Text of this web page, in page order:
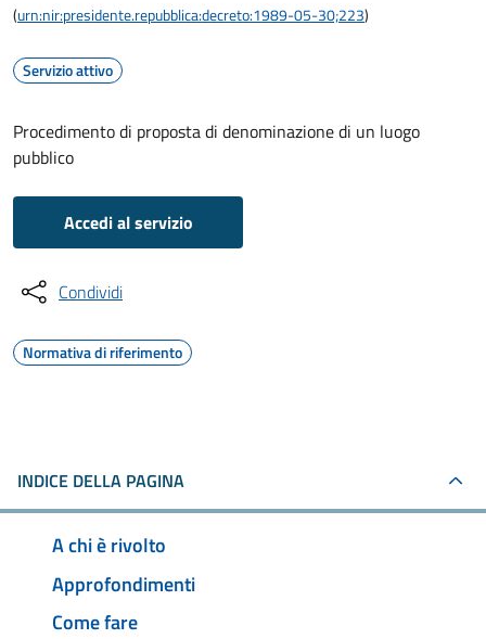
(urn:nir:presidente.repubblica:decreto:1989-05-30;223)
Servizio attivo
Procedimento di proposta di denominazione di un luogo
pubblico
Accedi al servizio
Condividi
Normativa di riferimento
INDICE DELLA PAGINA
A chi è rivolto
Approfondimenti
Come fare